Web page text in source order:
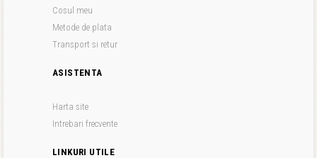
Cosul meu
Metode de plata
Transport si retur
ASISTENTA
Harta site
Intrebari frecvente
LINKURI UTILE